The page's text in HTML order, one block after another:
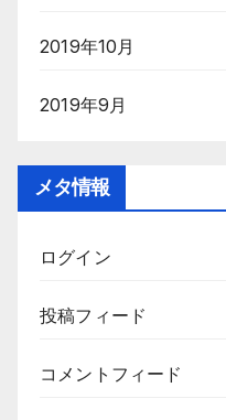
2019年10月
2019年9月
メタ情報
ログイン
投稿フィード
コメントフィード